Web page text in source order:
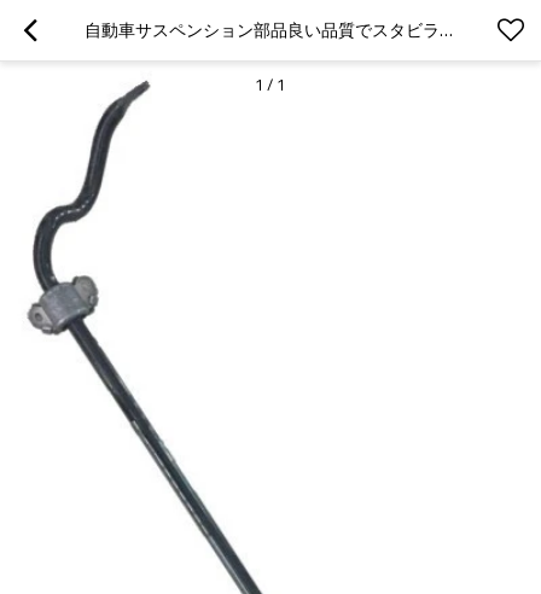
自動車サスペンション部品良い品質でスタビライザーバー
1 / 1